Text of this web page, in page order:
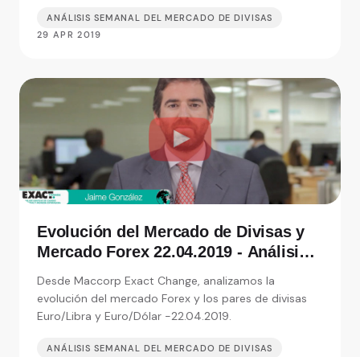
ANÁLISIS SEMANAL DEL MERCADO DE DIVISAS
29 APR 2019
Evolución del Mercado de Divisas y
Mercado Forex 22.04.2019 - Análisis
de moneda
Desde Maccorp Exact Change, analizamos la
evolución del mercado Forex y los pares de divisas
Euro/Libra y Euro/Dólar -22.04.2019.
ANÁLISIS SEMANAL DEL MERCADO DE DIVISAS